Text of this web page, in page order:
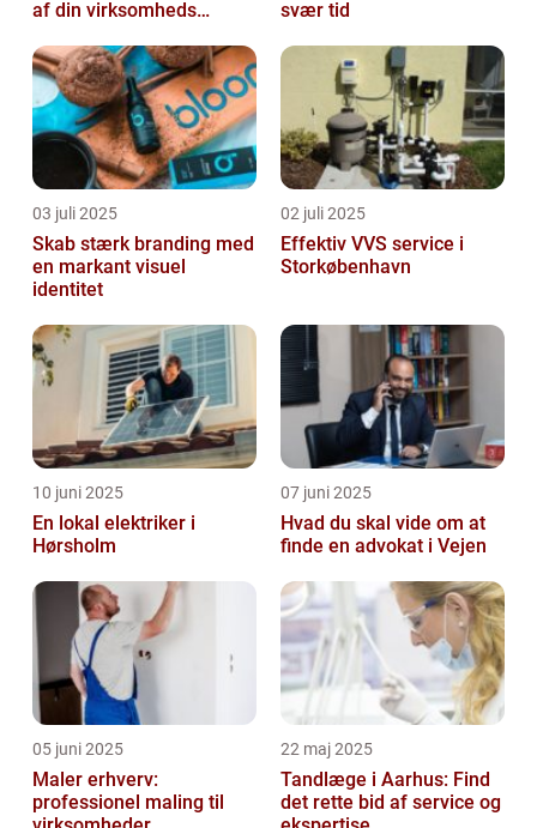
af din virksomheds
svær tid
03 juli 2025
Skab stærk branding med
en markant visuel
identitet
02 juli 2025
Effektiv VVS service i
Storkøbenhavn
10 juni 2025
En lokal elektriker i
Hørsholm
07 juni 2025
Hvad du skal vide om at
finde en advokat i Vejen
05 juni 2025
Maler erhverv:
professionel maling til
22 maj 2025
Tandlæge i Aarhus: Find
det rette bid af service og